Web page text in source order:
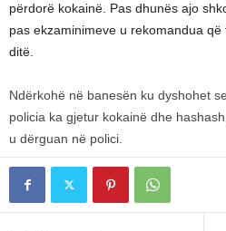
përdorë kokainë. Pas dhunës ajo
pas ekzaminimeve u rekomandua
ditë.
Ndërkohë në banesën ku dyshohet
policia ka gjetur kokainë dhe
u dërguan në polici.